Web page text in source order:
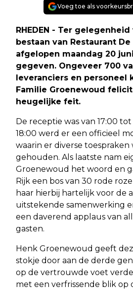
Voeg toe als
RHEDEN - Ter
bestaan van Restaurant
afgelopen maandag 20
gegeven. Ongeveer 700
leveranciers en personeel
Familie Groenewoud
heugelijke feit.
De receptie was van 17:00
18:00 werd er een officieel
waarin er diverse toespraken
gehouden. Als laatste nam
Groenewoud het woord en
Rijk een bos van 30 rode
haar hierbij hartelijk voor de
uitstekende samenwerking
een daverend applaus van
gasten.
Henk Groenewoud geeft
stokje door aan de derde
op de vertrouwde voet
met een verfrissende blik op